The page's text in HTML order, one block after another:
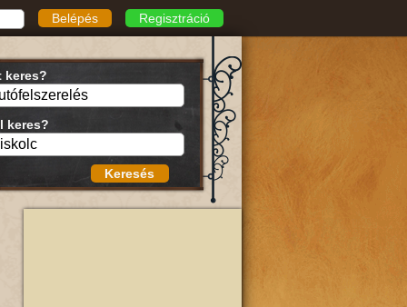
Regisztráció
Belépés
keres?
keres?
Keresés